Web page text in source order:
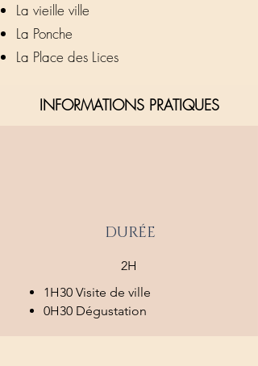
La vieille ville
La Ponche
La Place des Lices
INFORMATIONS PRATIQUES
DURÉE
2H
1H30 Visite de ville
0H30 Dégustation